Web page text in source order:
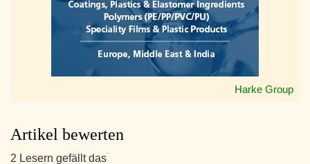
Harke Group
Artikel bewerten
2 Lesern gefällt das